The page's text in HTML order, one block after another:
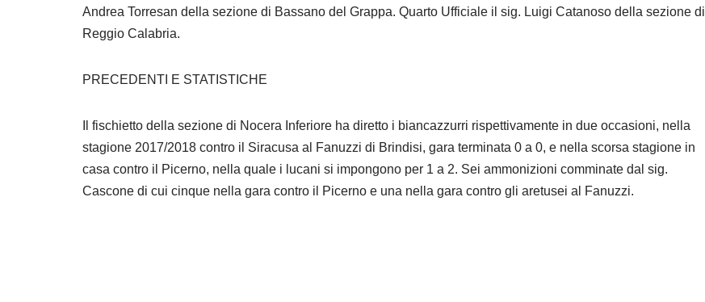
Andrea Torresan della sezione di Bassano del Grappa. Quarto Ufficiale il sig. Luigi Catanoso della sezione di
Reggio Calabria.
PRECEDENTI E STATISTICHE
Il fischietto della sezione di Nocera Inferiore ha diretto i biancazzurri rispettivamente in due occasioni, nella
stagione 2017/2018 contro il Siracusa al Fanuzzi di Brindisi, gara terminata 0 a 0, e nella scorsa stagione in
casa contro il Picerno, nella quale i lucani si impongono per 1 a 2. Sei ammonizioni comminate dal sig.
Cascone di cui cinque nella gara contro il Picerno e una nella gara contro gli aretusei al Fanuzzi.